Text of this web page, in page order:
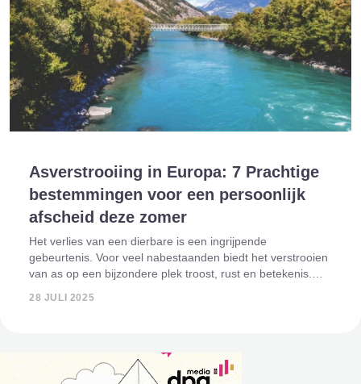
Asverstrooiing in Europa: 7 Prachtige
bestemmingen voor een persoonlijk
afscheid deze zomer
Het verlies van een dierbare is een ingrijpende
gebeurtenis. Voor veel nabestaanden biedt het verstrooien
van as op een bijzondere plek troost, rust en betekenis.
28 JULI 2025